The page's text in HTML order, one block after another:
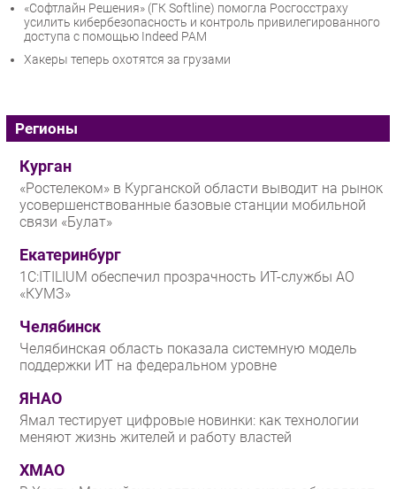
«Софтлайн Решения» (ГК Softline) помогла Росгосстраху
усилить кибербезопасность и контроль привилегированного
доступа с помощью Indeed PAM
Хакеры теперь охотятся за грузами
Регионы
Курган
«Ростелеком» в Курганской области выводит на рынок
усовершенствованные базовые станции мобильной
связи «Булат»
Екатеринбург
1С:ITILIUM обеспечил прозрачность ИТ-службы АО
«КУМЗ»
Челябинск
Челябинская область показала системную модель
поддержки ИТ на федеральном уровне
ЯНАО
Ямал тестирует цифровые новинки: как технологии
меняют жизнь жителей и работу властей
ХМАО